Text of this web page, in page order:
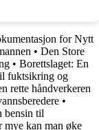
for Nytt
• Den Store
• Borettslaget: En
fuktsikring og
rette håndverkeren
•
bensin til
mye kan man øke